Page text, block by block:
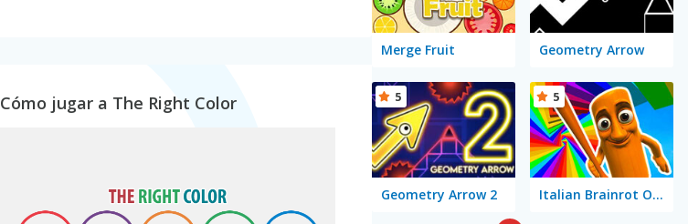
Cómo jugar a The Right Color
Merge Fruit Geometry Arrow
Geometry Arrow 2
5
Italian Brainrot Obby Parkour
5